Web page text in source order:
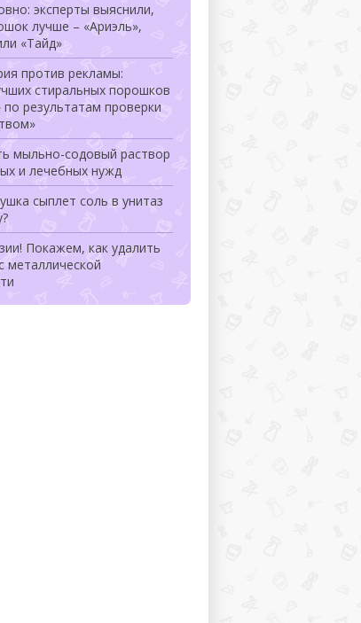
эксперты выяснили,
лучше – «Ариэль»,
«Тайд»
против рекламы:
стиральных порошков
по результатам проверки
мыльно-содовый раствор
и лечебных нужд
сыплет соль в унитаз
Покажем, как удалить
металлической